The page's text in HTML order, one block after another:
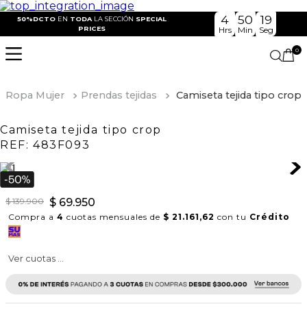
50%DCTO EN TODA LA SECCIÓN SPECIAL
PRICES
4
Hrs
50
Min
18
Seg
0
Ropa Mujer Prendas tejidas Camiseta tejida tipo crop
Camiseta tejida tipo crop
REF: 483F093
$ 139.900 $ 69.950
Compra a 4 cuotas mensuales de $ 21.161,62 con tu Crédito
Ver cuotas ...